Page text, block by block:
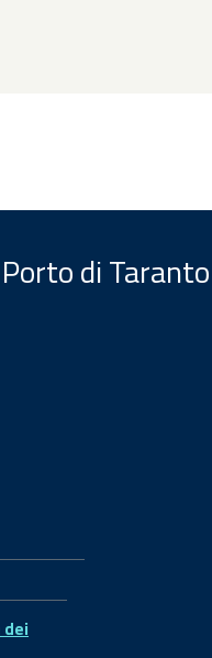
di Taranto